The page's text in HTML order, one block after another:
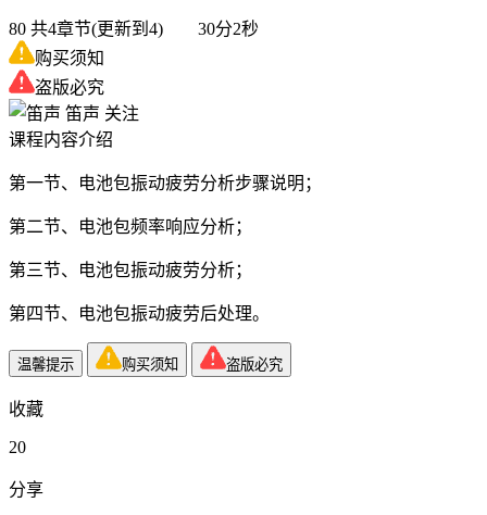
80 共4章节(更新到4) 30分2秒
购买须知
盗版必究
笛声 关注
课程内容介绍
第一节、电池包振动疲劳分析步骤说明；
第二节、电池包频率响应分析；
第三节、电池包振动疲劳分析；
第四节、电池包振动疲劳后处理。
温馨提示 购买须知 盗版必究
收藏
20
分享